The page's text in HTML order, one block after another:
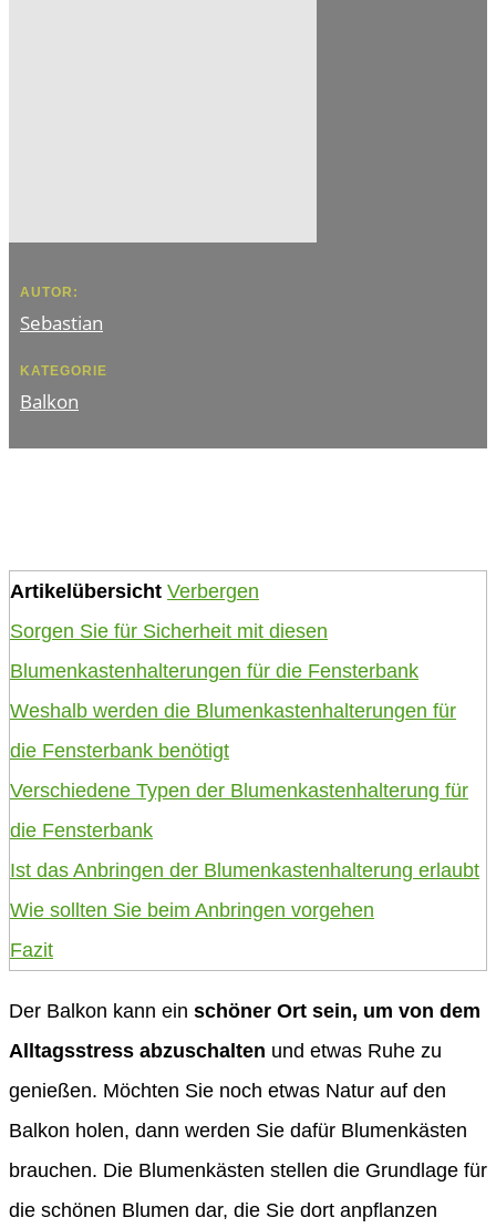
AUTOR:
Sebastian
KATEGORIE
Balkon
Artikelübersicht Verbergen
Sorgen Sie für Sicherheit mit diesen
Blumenkastenhalterungen für die Fensterbank
Weshalb werden die Blumenkastenhalterungen für
die Fensterbank benötigt
Verschiedene Typen der Blumenkastenhalterung für
die Fensterbank
Ist das Anbringen der Blumenkastenhalterung erlaubt
Wie sollten Sie beim Anbringen vorgehen
Fazit
Der Balkon kann ein schöner Ort sein, um von dem
Alltagsstress abzuschalten und etwas Ruhe zu
genießen. Möchten Sie noch etwas Natur auf den
Balkon holen, dann werden Sie dafür Blumenkästen
brauchen. Die Blumenkästen stellen die Grundlage für
die schönen Blumen dar, die Sie dort anpflanzen